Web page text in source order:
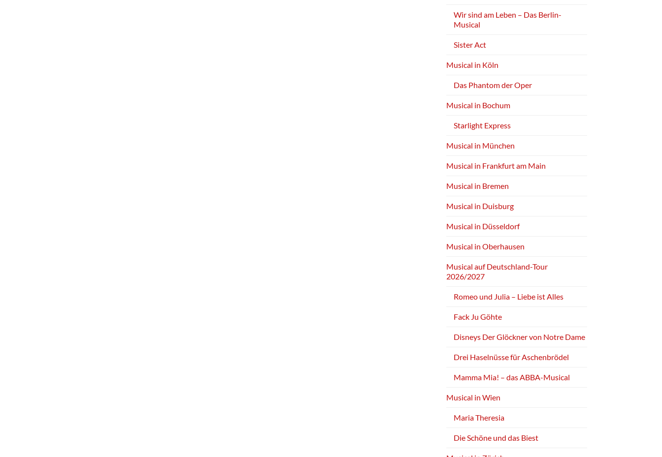
Wir sind am Leben – Das Berlin-
Musical
Sister Act
Musical in Köln
Das Phantom der Oper
Musical in Bochum
Starlight Express
Musical in München
Musical in Frankfurt am Main
Musical in Bremen
Musical in Duisburg
Musical in Düsseldorf
Musical in Oberhausen
Musical auf Deutschland-Tour
2026/2027
Romeo und Julia – Liebe ist Alles
Fack Ju Göhte
Disneys Der Glöckner von Notre Dame
Drei Haselnüsse für Aschenbrödel
Mamma Mia! – das ABBA-Musical
Musical in Wien
Maria Theresia
Die Schöne und das Biest